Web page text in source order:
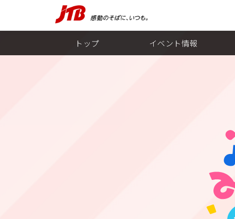
トップ イベント情報